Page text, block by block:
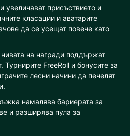
увеличават присъствието и
класации и аватарите
да се усещат повече като
на награди поддържат
Турнирите FreeRoll и бонусите за
лесни начини да печелят
намалява бариерата за
и разширява пулa за